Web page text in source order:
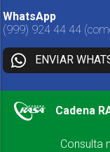
WhatsApp
(999) 924 44 44
ENVIAR
Cadena
Consulta